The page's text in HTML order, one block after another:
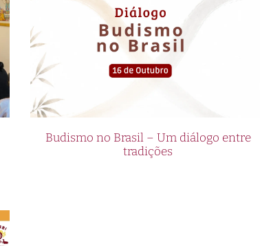
Budismo no Brasil – Um diálogo entre
tradições